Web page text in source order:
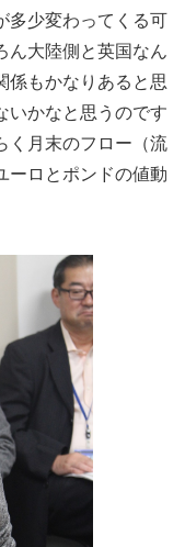
多少変わってくる可
ん大陸側と英国なん
係もかなりあると思
いかなと思うのです
く月末のフロー（流
ーロとポンドの値動